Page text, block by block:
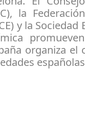
la
y la
organiza